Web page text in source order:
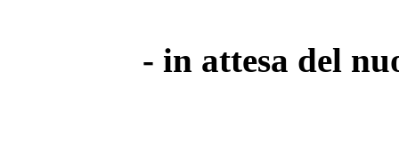
- in attesa del